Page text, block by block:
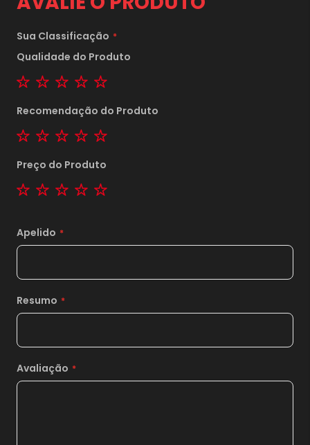
Sua Classificação
Qualidade do Produto
1 star2 stars3 stars4 stars
Recomendação do Produto
1 star2 stars3 stars4 stars
Preço do Produto
1 star2 stars3 stars4 stars
Apelido
Resumo
Avaliação